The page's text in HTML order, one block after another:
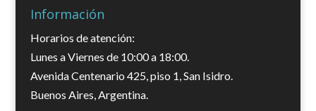
Información
Horarios de atención:
Lunes a Viernes de 10:00 a 18:00.
Avenida Centenario 425, piso 1, San Isidro.
Buenos Aires, Argentina.